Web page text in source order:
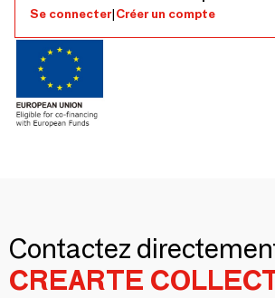
Se connecter|Créer un compte
Contactez
CREARTE